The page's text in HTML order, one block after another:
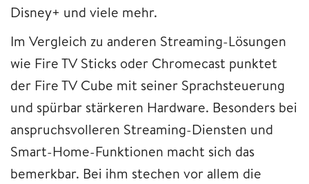
Disney+ und viele mehr.
Im Vergleich zu anderen Streaming-Lösungen
wie Fire TV Sticks oder Chromecast punktet
der Fire TV Cube mit seiner Sprachsteuerung
und spürbar stärkeren Hardware. Besonders bei
anspruchsvolleren Streaming-Diensten und
Smart-Home-Funktionen macht sich das
bemerkbar. Bei ihm stechen vor allem die